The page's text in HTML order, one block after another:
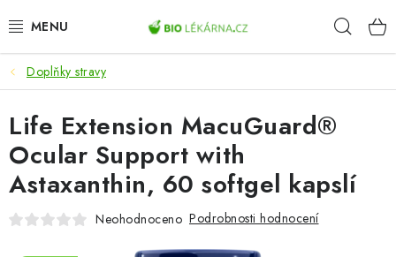
na
AKCE
DOPLŇKY STRAVY
PŘÍRODNÍ KOSMETIKA
SPORT
Doplňky stravy
Life Extension MacuGuard®
Ocular Support with
Astaxanthin, 60 softgel kapslí
Neohodnoceno Podrobnosti hodnocení